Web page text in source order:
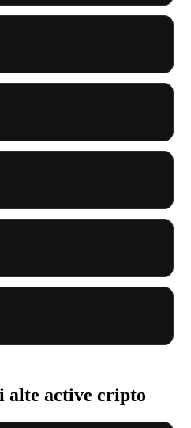
alte active cripto